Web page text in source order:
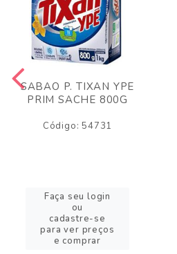
SABAO P. TIXAN YPE
PRIM SACHE 800G
Código: 54731
Faça seu login
ou
cadastre-se
para ver preços
e comprar